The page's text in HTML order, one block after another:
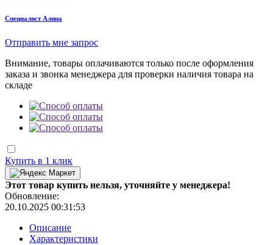
Cпециалист Алина
Отправить мне запрос
Внимание, товары оплачиваются только после оформления
заказа и звонка менеджера для проверки наличия товара на
складе
Купить в 1 клик
Этот товар купить нельзя, уточняйте у менеджера!
Обновление:
20.10.2025 00:31:53
Описание
Характеристики